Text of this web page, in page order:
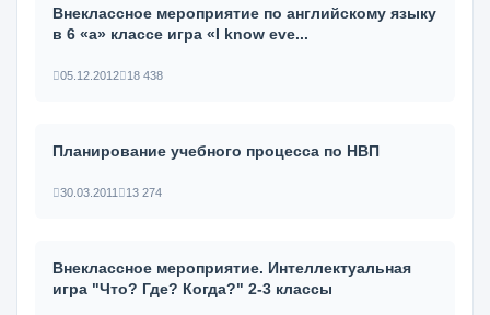
Внеклассное мероприятие по английскому языку
в 6 «а» классе игра «I know eve...
05.12.2012 18 438
Планирование учебного процесса по НВП
30.03.2011 13 274
Внеклассное мероприятие. Интеллектуальная
игра "Что? Где? Когда?" 2-3 классы